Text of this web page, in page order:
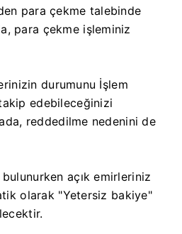
para çekme talebinde
para çekme işleminiz
durumunu İşlem
edebileceğinizi
reddedilme nedenini de
açık emirleriniz
olarak "Yetersiz bakiye"